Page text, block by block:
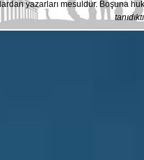
yazarları mesuldür. Boşuna